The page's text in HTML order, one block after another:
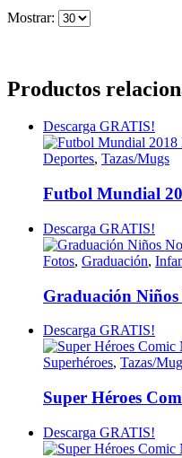
Mostrar:
Productos
Descarga GRATIS!
Deportes, Tazas/Mugs
Futbol Mundial
Descarga GRATIS!
Fotos, Graduación,
Graduación Niños
Descarga GRATIS!
Superhéroes, Tazas/
Super Héroes
Descarga GRATIS!